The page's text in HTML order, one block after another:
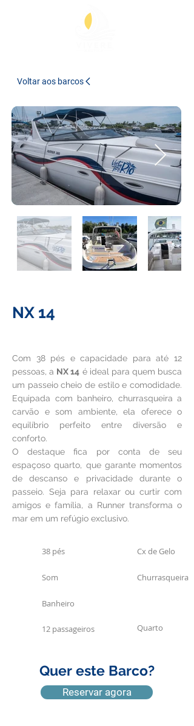
Voltar aos barcos
NX 14
Com 38 pés e capacidade para até 12
pessoas, a NX 14 é ideal para quem busca
um passeio cheio de estilo e comodidade.
Equipada com banheiro, churrasqueira a
carvão e som ambiente, ela oferece o
equilíbrio perfeito entre diversão e
conforto.
O destaque fica por conta de seu
espaçoso quarto, que garante momentos
de descanso e privacidade durante o
passeio. Seja para relaxar ou curtir com
amigos e família, a Runner transforma o
mar em um refúgio exclusivo.
38 pés Cx de Gelo
Som Churrasqueira
Banheiro
12 passageiros Quarto
Quer este Barco?
Reservar agora